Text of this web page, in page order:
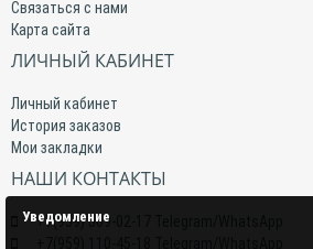
Связаться с нами
Карта сайта
ЛИЧНЫЙ КАБИНЕТ
Личный кабинет
История заказов
Мои закладки
НАШИ КОНТАКТЫ
+7(959) 509-02-17 Telegram/WhatsApp
Уведомление